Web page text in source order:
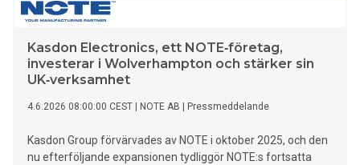
Kasdon Electronics, ett NOTE‑företag,
investerar i Wolverhampton och stärker sin
UK‑verksamhet
4.6.2026 08:00:00 CEST NOTE AB Pressmeddelande
Kasdon Group förvärvades av NOTE i oktober 2025, och den
nu efterföljande expansionen tydliggör NOTE:s fortsatta